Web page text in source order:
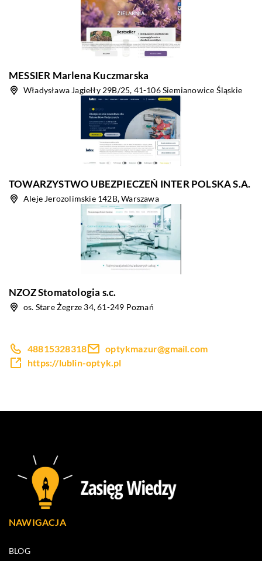
MESSIER Marlena Kuczmarska
Władysława Jagiełły 29B/25, 41-106 Siemianowice Śląskie
TOWARZYSTWO UBEZPIECZEŃ INTER POLSKA S.A.
Aleje Jerozolimskie 142B, Warszawa
NZOZ Stomatologia s.c.
os. Stare Żegrze 34, 61-249 Poznań
48815328318
optykmazur@gmail.com
https://lublin-optyk.pl
NAWIGACJA
BLOG